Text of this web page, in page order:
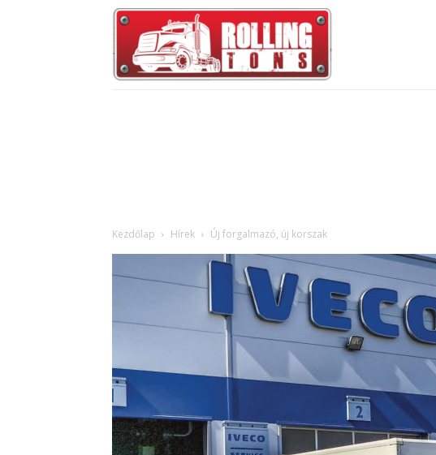
Kezdőlap Hírek Új forgalmazó, új korszak